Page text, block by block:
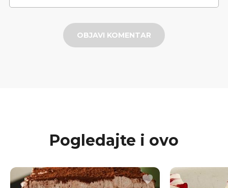
OBJAVI KOMENTAR
Pogledajte i ovo